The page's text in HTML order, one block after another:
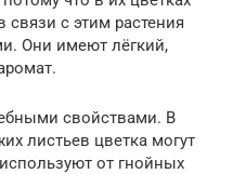
связи с этим растения
Они имеют лёгкий,
свойствами. В
листьев цветка могут
от гнойных